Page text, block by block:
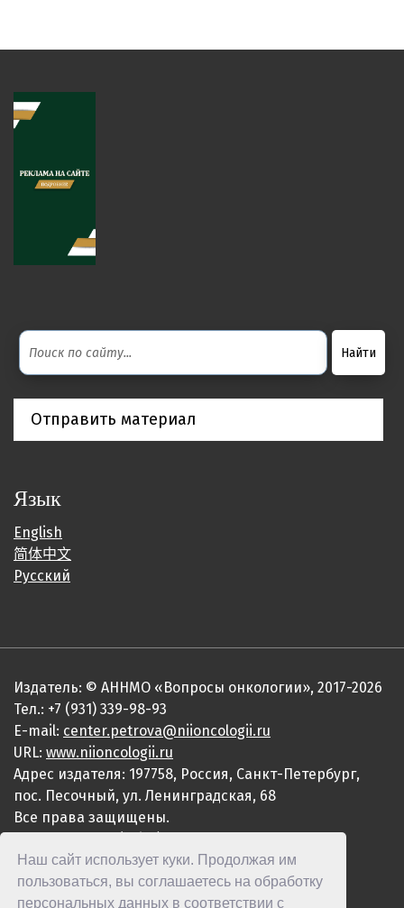
Наш сайт использует куки. Продолжая им
пользоваться, вы соглашаетесь на обработку
персональных данных в соответствии с
Отправить материал
Язык
English
简体中文
Русский
Издатель: © АННМО «Вопросы онкологии», 2017-2026
Тел.: +7 (931) 339-98-93
E-mail: center.petrova@niioncologii.ru
URL: www.niioncologii.ru
Адрес издателя: 197758, Россия, Санкт-Петербург,
пос. Песочный, ул. Ленинградская, 68
Все права защищены.
ISSN 2949-4915 (Online)